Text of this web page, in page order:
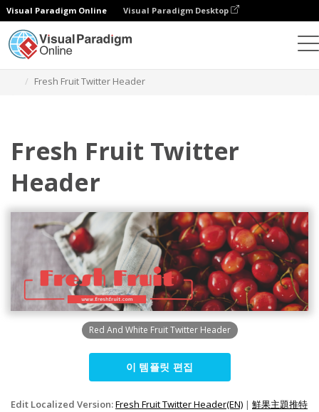
Visual Paradigm Online Visual Paradigm Desktop
Fresh Fruit Twitter Header
Fresh Fruit Twitter
Header
Red And White Fruit Twitter Header
이 템플릿 편집
Edit Localized Version:Fresh Fruit Twitter Header(EN) | 鮮果主題推特